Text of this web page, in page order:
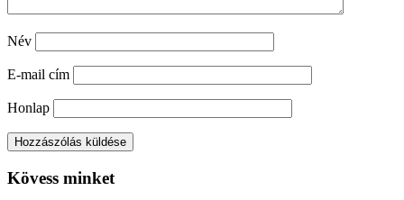
Név
E-mail cím
Honlap
Kövess minket